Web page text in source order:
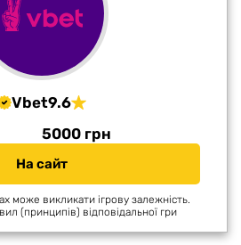
Vbet9.6
5000 грн
На сайт
може викликати ігрову залежність.
(принципів) відповідальної гри